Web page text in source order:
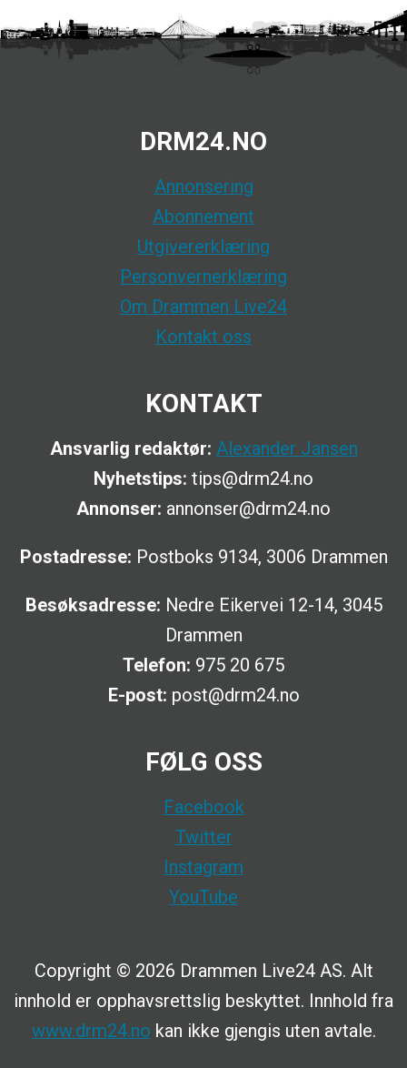
DRM24.NO
Annonsering
Abonnement
Utgivererklæring
Personvernerklæring
Om Drammen Live24
Kontakt oss
KONTAKT
Ansvarlig redaktør: Alexander Jansen
Nyhetstips: tips@drm24.no
Annonser: annonser@drm24.no
Postadresse: Postboks 9134, 3006 Drammen
Besøksadresse: Nedre Eikervei 12-14, 3045
Drammen
Telefon: 975 20 675
E-post: post@drm24.no
FØLG OSS
Facebook
Twitter
Instagram
YouTube
Copyright © 2026 Drammen Live24 AS. Alt
innhold er opphavsrettslig beskyttet. Innhold fra
www.drm24.no kan ikke gjengis uten avtale.